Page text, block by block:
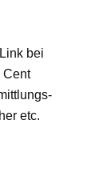
bei
Cent
etc.